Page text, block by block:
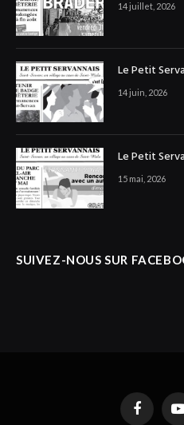
14 juillet, 2026
Le Petit
14 juin, 2026
Le Petit
15 mai, 2026
SUIVEZ-NOUS SUR
Facebook